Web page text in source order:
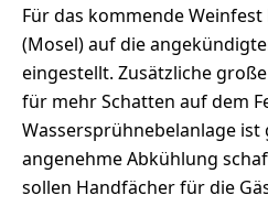
Für das kommende
(Mosel) auf die
eingestellt. Zusätzliche
für mehr Schatten auf dem
Wassersprühnebelanlage
angenehme Abkühlung
sollen Handfächer für die